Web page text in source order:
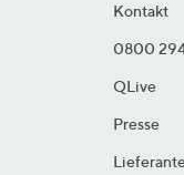
Kontakt
0800
QLive
Presse